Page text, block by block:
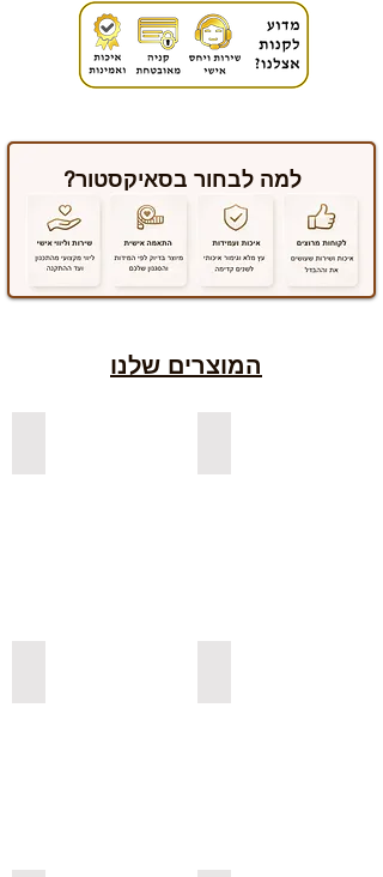
למה לבחור בסאיקסטור?
המוצרים שלנו